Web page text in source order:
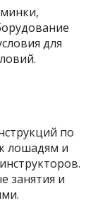
для
по
лошадям и
занятия и